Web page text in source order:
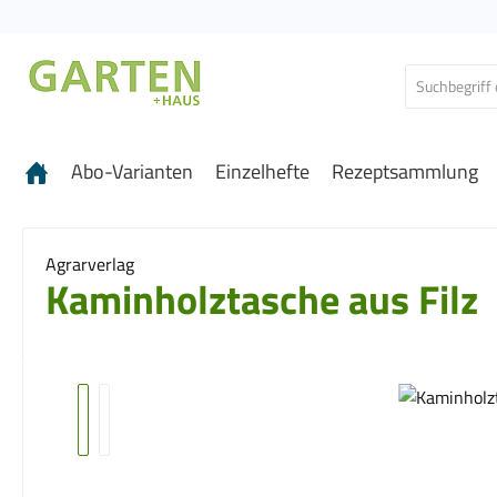
Abo-Varianten Einzelhefte Rezeptsammlung
Agrarverlag
Kaminholztasche aus Filz